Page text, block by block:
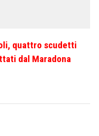
quattro scudetti
dal Maradona